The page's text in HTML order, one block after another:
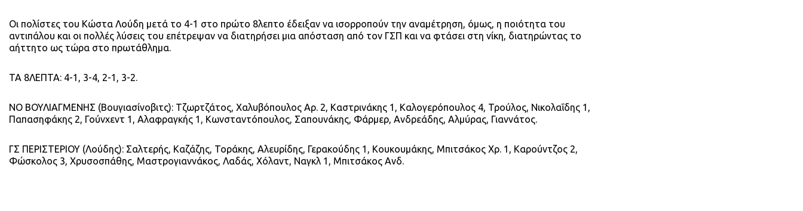
Οι πολίστες του Κώστα Λούδη μετά το 4-1 στο πρώτο 8λεπτο έδειξαν να ισορροπούν την αναμέτρηση, όμως, η ποιότητα του
αντιπάλου και οι πολλές λύσεις του επέτρεψαν να διατηρήσει μια απόσταση από τον ΓΣΠ και να φτάσει στη νίκη, διατηρώντας το
αήττητο ως τώρα στο πρωτάθλημα.
ΤΑ 8ΛΕΠΤΑ: 4-1, 3-4, 2-1, 3-2.
ΝΟ ΒΟΥΛΙΑΓΜΕΝΗΣ (Βουγιασίνοβιτς): Τζωρτζάτος, Χαλυβόπουλος Αρ. 2, Καστρινάκης 1, Καλογερόπουλος 4, Τρούλος, Νικολαΐδης 1,
Παπασηφάκης 2, Γούνχεντ 1, Αλαφραγκής 1, Κωνσταντόπουλος, Σαπουνάκης, Φάρμερ, Ανδρεάδης, Αλμύρας, Γιαννάτος.
ΓΣ ΠΕΡΙΣΤΕΡΙΟΥ (Λούδης): Σαλτερής, Καζάζης, Τοράκης, Αλευρίδης, Γερακούδης 1, Κουκουμάκης, Μπιτσάκος Χρ. 1, Καρούντζος 2,
Φώσκολος 3, Χρυσοσπάθης, Μαστρογιαννάκος, Λαδάς, Χόλαντ, Ναγκλ 1, Μπιτσάκος Ανδ.